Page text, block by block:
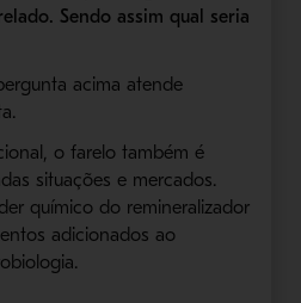
Sendo assim qual seria
acima atende
o farelo também é
situações e mercados.
químico do remineralizador
adicionados ao